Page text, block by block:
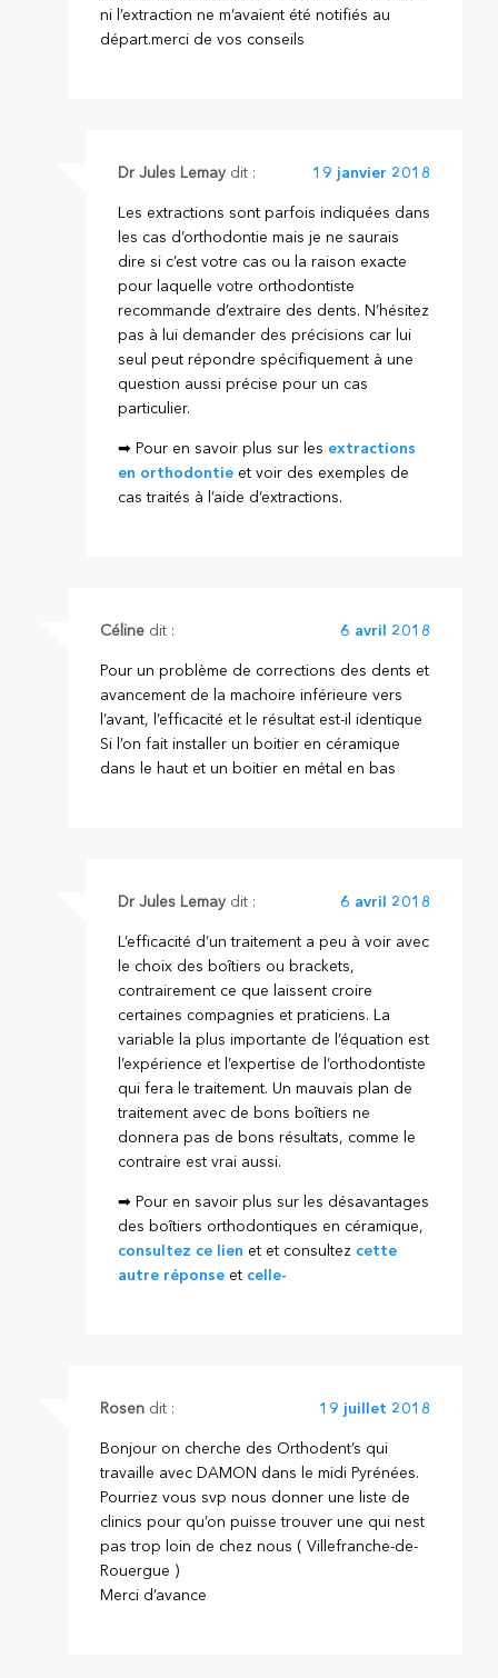
ni l’extraction ne m’avaient été notifiés au
départ.merci de vos conseils
Dr Jules Lemay dit : 19 janvier 2018
Les extractions sont parfois indiquées dans
les cas d’orthodontie mais je ne saurais
dire si c’est votre cas ou la raison exacte
pour laquelle votre orthodontiste
recommande d’extraire des dents. N’hésitez
pas à lui demander des précisions car lui
seul peut répondre spécifiquement à une
question aussi précise pour un cas
particulier.
➡ Pour en savoir plus sur les extractions
en orthodontieet voir des exemples de
cas traités à l’aide d’extractions.
Céline dit : 6 avril 2018
Pour un problème de corrections des dents et
avancement de la machoire inférieure vers
l’avant, l’efficacité et le résultat est-il identique
Si l’on fait installer un boitier en céramique
dans le haut et un boitier en métal en bas
Dr Jules Lemay dit : 6 avril 2018
L’efficacité d’un traitement a peu à voir avec
le choix des boîtiers ou brackets,
contrairement ce que laissent croire
certaines compagnies et praticiens. La
variable la plus importante de l’équation est
l’expérience et l’expertise de l’orthodontiste
qui fera le traitement. Un mauvais plan de
traitement avec de bons boîtiers ne
donnera pas de bons résultats, comme le
contraire est vrai aussi.
➡ Pour en savoir plus sur les désavantages
des boîtiers orthodontiques en céramique,
consultez ce lien et et consultez cette
autre réponseet celle-
Rosen dit : 19 juillet 2018
Bonjour on cherche des Orthodent’s qui
travaille avec DAMON dans le midi Pyrénées.
Pourriez vous svp nous donner une liste de
clinics pour qu’on puisse trouver une qui nest
pas trop loin de chez nous ( Villefranche-de-
Rouergue )
Merci d’avance